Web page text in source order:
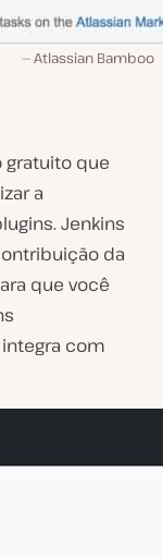
Atlassian Bamboo
que
a
Jenkins
da
que você
com